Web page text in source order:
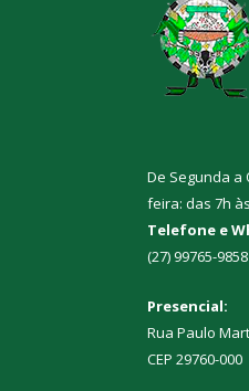
De Segunda a
feira: das 7h
Telefone e
(27) 99765-9858
Presencial:
Rua Paulo
CEP 29760-000